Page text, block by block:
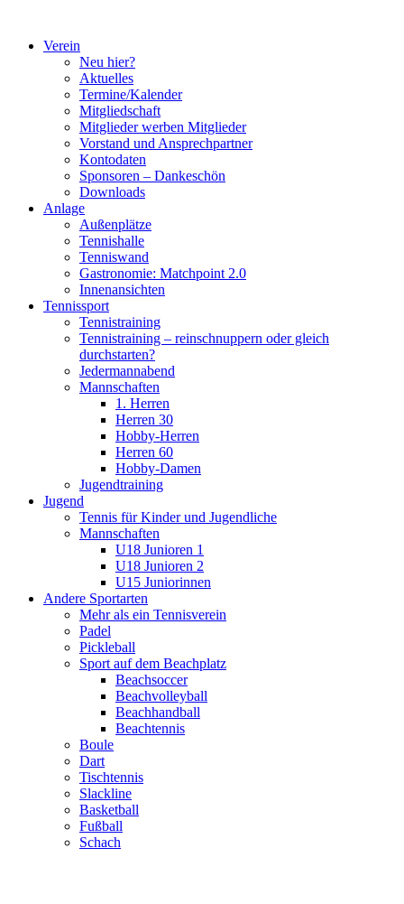
springenVerein
Neu hier?
Aktuelles
Termine/Kalender
Mitgliedschaft
Mitglieder werben Mitglieder
Vorstand und Ansprechpartner
Kontodaten
Sponsoren – Dankeschön
Downloads
Anlage
Außenplätze
Tennishalle
Tenniswand
Gastronomie: Matchpoint 2.0
Innenansichten
Tennissport
Tennistraining
Tennistraining – reinschnuppern oder gleich
durchstarten?
Jedermannabend
Mannschaften
1. Herren
Herren 30
Hobby-Herren
Herren 60
Hobby-Damen
Jugendtraining
Jugend
Tennis für Kinder und Jugendliche
Mannschaften
U18 Junioren 1
U18 Junioren 2
U15 Juniorinnen
Andere Sportarten
Mehr als ein Tennisverein
Padel
Pickleball
Sport auf dem Beachplatz
Beachsoccer
Beachvolleyball
Beachhandball
Beachtennis
Boule
Dart
Tischtennis
Slackline
Basketball
Fußball
Schach